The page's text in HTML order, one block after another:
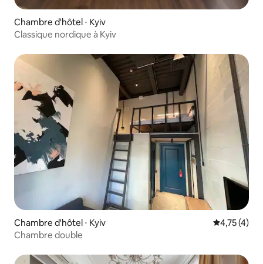
Chambre d'hôtel ⋅ Kyiv
Classique nordique à Kyiv
Chambre d'hôtel ⋅ Kyiv Évaluation
4,75 (4)
Chambre double